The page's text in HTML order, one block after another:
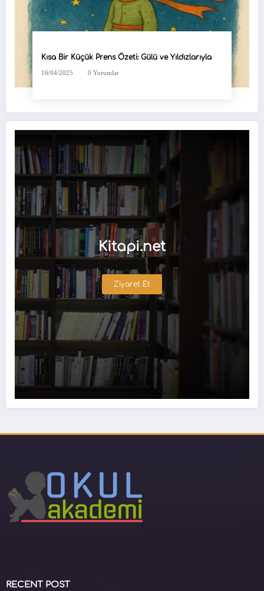
Kısa Bir Küçük Prens Özeti: Gülü ve Yıldızlarıyla
16/04/2025 0 Yorumlar
Kitapi.net
Ziyaret Et
RECENT POST